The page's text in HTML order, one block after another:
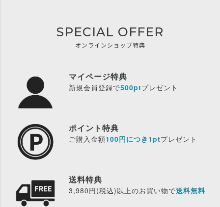
SPECIAL OFFER
オンラインショップ特典
マイページ特典
新規会員登録で500ptプレゼント
ポイント特典
ご購入金額100円につき1ptプレゼント
送料特典
3,980円(税込)以上のお買い物で送料無料